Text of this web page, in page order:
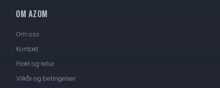
OM AZOM
Om oss
Kontakt
Frakt og retur
Vilkår og betingelser